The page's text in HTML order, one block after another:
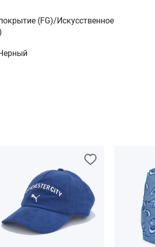
(FG)/Искусственное